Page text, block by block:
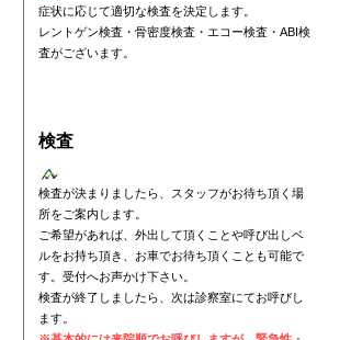
症状に応じて適切な検査を決定します。
​レントゲン検査・骨密度検査・エコー検査・ABI検
査がございます。
​検査
検査が決まりましたら、スタッフがお待ち頂く場
所をご案内します。
ご希望があれば、外出して頂くことや呼び出しベ
ルをお持ち頂き、お車でお待ち頂くことも可能で
す。受付へお声かけ下さい。
検査が終了しましたら、次は診察室にてお呼びし
ます。